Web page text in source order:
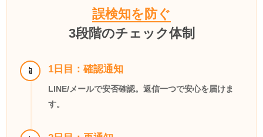
誤検知を防ぐ
3段階のチェック体制
1日目：確認通知
LINE/メールで安否確認。返信一つで安心を届けま
す。